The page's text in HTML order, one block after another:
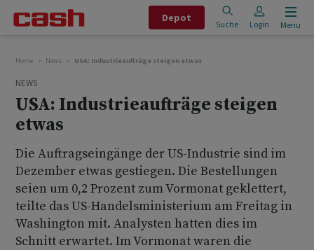
Depot
Suche Login Menu
Home News USA: Industrieaufträge steigen etwas
NEWS
USA: Industrieaufträge steigen
etwas
Die Auftragseingänge der US-Industrie sind im
Dezember etwas gestiegen. Die Bestellungen
seien um 0,2 Prozent zum Vormonat geklettert,
teilte das US-Handelsministerium am Freitag in
Washington mit. Analysten hatten dies im
Schnitt erwartet. Im Vormonat waren die